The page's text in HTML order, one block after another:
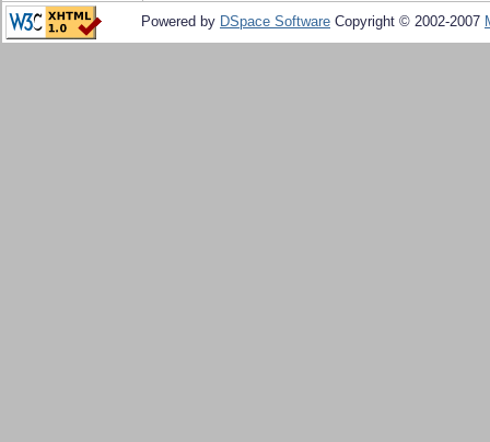
Powered by DSpace Software Copyright © 2002-2007